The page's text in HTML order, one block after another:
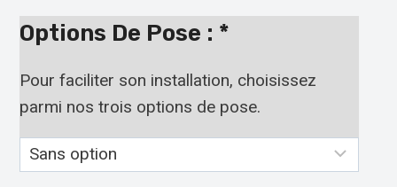
Options De Pose : *
Pour faciliter son installation, choisissez
parmi nos trois options de pose.